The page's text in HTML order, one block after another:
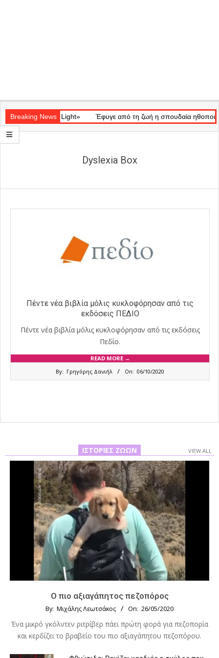
Navigation
Menu
Breaking News
«Ray of Light» Έφυγε από τη ζωή η σπουδαία ηθοποιός
Dyslexia Box
Πέντε νέα βιβλία μόλις κυκλοφόρησαν από τις
εκδόσεις ΠΕΔΙΟ
Πέντε νέα βιβλία μόλις κυκλοφόρησαν από τις εκδόσεις
Πεδίο.
READ MORE →
By: Γρηγόρης Δανιήλ On: 06/10/2020
ΙΣΤΟΡΊΕΣ ΖΏΩΝ VIEW ALL
Ο πιο αξιαγάπητος πεζοπόρος
By: Μιχάλης Λεωτσάκος On: 26/05/2020
Ένα μικρό γκόλντεν ριτρίβερ πάει πρώτη φορά για πεζοπορία
και κερδίζει το βραβείο του πιο αξιαγάπητου πεζοπόρου.